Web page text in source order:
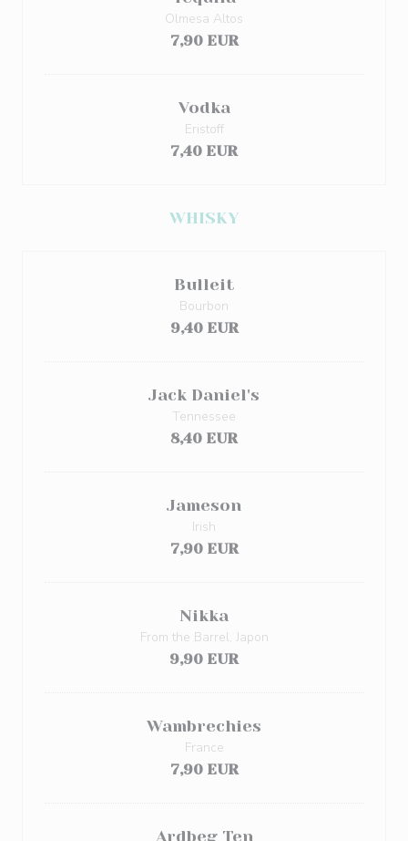
Olmesa Altos
7,90 EUR
Vodka
Eristoff
7,40 EUR
WHISKY
Bulleit
Bourbon
9,40 EUR
Jack Daniel's
Tennessee
8,40 EUR
Jameson
Irish
7,90 EUR
Nikka
From the Barrel, Japon
9,90 EUR
Wambrechies
France
7,90 EUR
Ardbeg Ten